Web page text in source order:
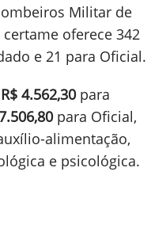
Militar de
certame oferece 342
e 21 para Oficial.
R$ 4.562,30para
para Oficial,
alimentação,
e psicológica.